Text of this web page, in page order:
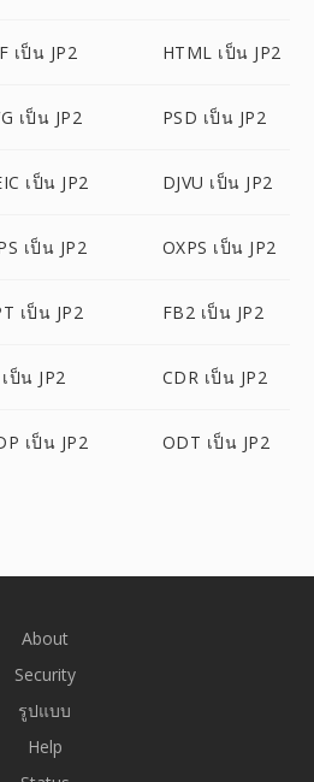
เป็น JP2 HTML เป็น JP2
เป็น JP2 PSD เป็น JP2
เป็น JP2 DJVU เป็น JP2
เป็น JP2 OXPS เป็น JP2
เป็น JP2 FB2 เป็น JP2
ป็น JP2 CDR เป็น JP2
เป็น JP2 ODT เป็น JP2
About
Security
รูปแบบ
Help